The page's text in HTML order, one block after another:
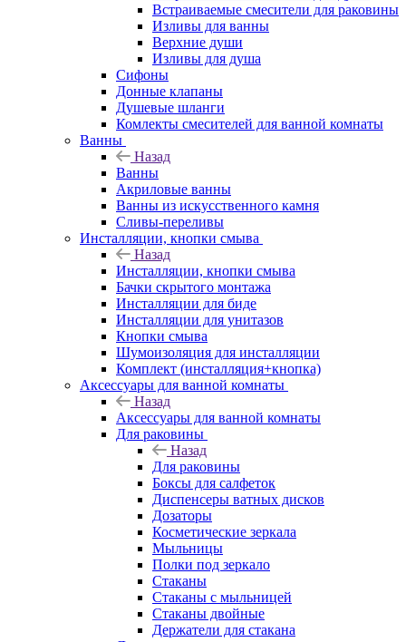
Встраиваемые смесители для раковины
Изливы для ванны
Верхние души
Изливы для душа
Сифоны
Донные клапаны
Душевые шланги
Комлекты смесителей для ванной комнаты
Ванны
Назад
Ванны
Акриловые ванны
Ванны из искусственного камня
Сливы-переливы
Инсталляции, кнопки смыва
Назад
Инсталляции, кнопки смыва
Бачки скрытого монтажа
Инсталляции для биде
Инсталляции для унитазов
Кнопки смыва
Шумоизоляция для инсталляции
Комплект (инсталляция+кнопка)
Аксессуары для ванной комнаты
Назад
Аксессуары для ванной комнаты
Для раковины
Назад
Для раковины
Боксы для салфеток
Диспенсеры ватных дисков
Дозаторы
Косметические зеркала
Мыльницы
Полки под зеркало
Стаканы
Стаканы с мыльницей
Стаканы двойные
Держатели для стакана